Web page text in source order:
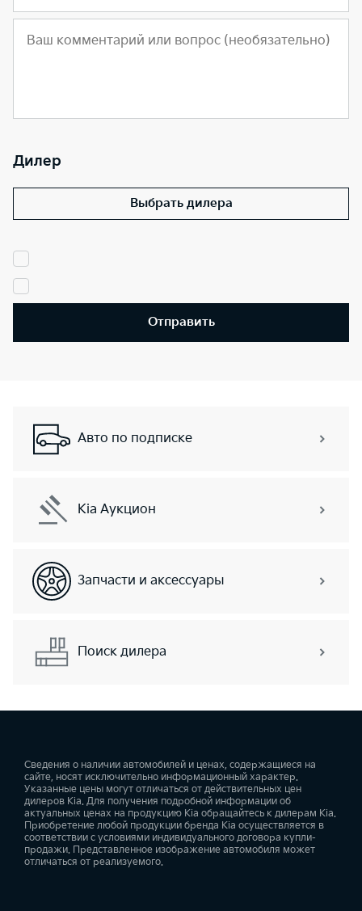
Дилер
Выбрать дилера
Отправить
Авто по подписке
Kia Аукцион
Запчасти и аксессуары
Поиск дилера
Сведения о наличии автомобилей и ценах, содержащиеся на
сайте, носят исключительно информационный характер.
Указанные цены могут отличаться от действительных цен
дилеров Kia. Для получения подробной информации об
актуальных ценах на продукцию Kia обращайтесь к дилерам Kia.
Приобретение любой продукции бренда Kia осуществляется в
соответствии с условиями индивидуального договора купли-
продажи. Представленное изображение автомобиля может
отличаться от реализуемого.